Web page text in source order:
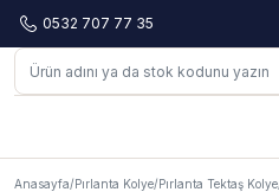
0532 707 77 35
Anasayfa Pırlanta Kolye Pırlanta Tektaş Kolye